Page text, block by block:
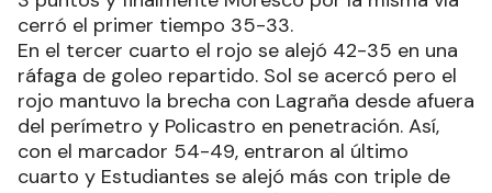
cerró el primer tiempo 35-33.
En el tercer cuarto el rojo se alejó 42-35 en una
ráfaga de goleo repartido. Sol se acercó pero el
rojo mantuvo la brecha con Lagraña desde afuera
del perímetro y Policastro en penetración. Así,
con el marcador 54-49, entraron al último
cuarto y Estudiantes se alejó más con triple de